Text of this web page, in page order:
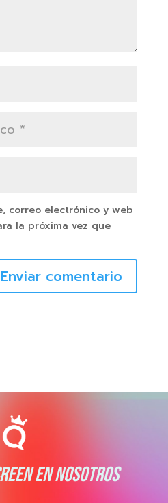
correo electrónico y web
la próxima vez que
Enviar comentario
EN NOSOTROS